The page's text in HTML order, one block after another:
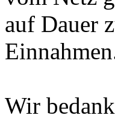
auf Dauer
Wir